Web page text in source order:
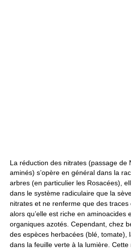
La réduction des nitrates (passage de
aminés) s’opère en général dans la
arbres (en particulier les Rosacées),
dans le système radiculaire que la
nitrates et ne renferme que des traces
alors qu’elle est riche en aminoacides
organiques azotés. Cependant, chez
des espèces herbacées (blé, tomate),
dans la feuille verte à la lumière.